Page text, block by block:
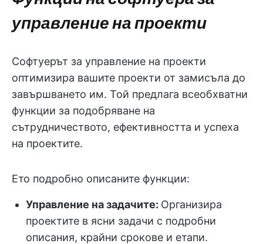
управление на проекти
Софтуерът за управление на проекти
оптимизира вашите проекти от замисъла до
завършването им. Той предлага всеобхватни
функции за подобряване на
сътрудничеството, ефективността и успеха
на проектите.
Ето подробно описаните функции:
Управление на задачите: Организира
проектите в ясни задачи с подробни
описания, крайни срокове и етапи.